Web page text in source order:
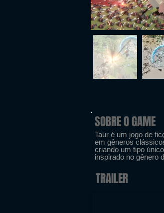
SOBRE O GAME
Taur é um jogo de
em gêneros
criando um tipo
inspirado no gênero
TRAILER